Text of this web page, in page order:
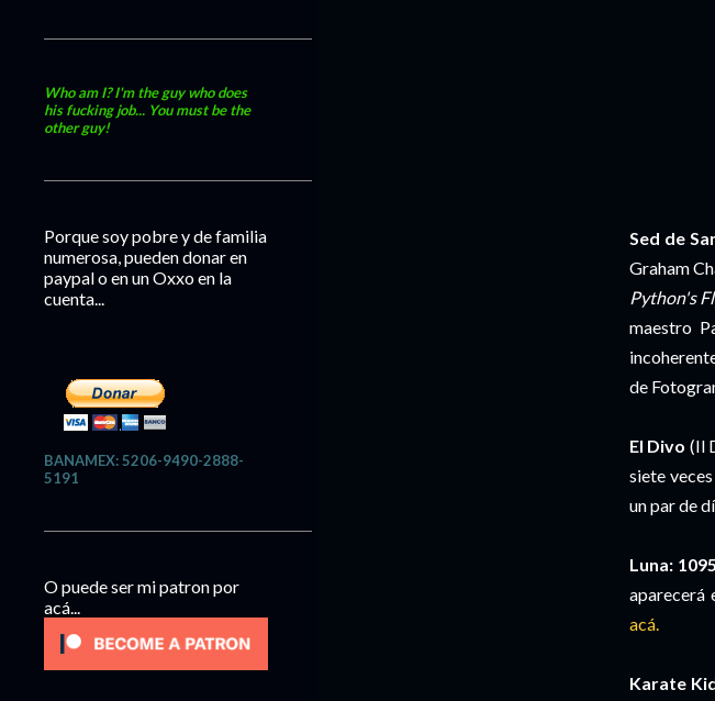
Sed de
Graham
Python's
maestro
de
El Divo (Il
siete
un par de
Luna:
aparecerá
acá.
Karate
Who am I? I'm the guy who does
his fucking job... You must be the
other guy!
Porque soy pobre y de familia
numerosa, pueden donar en
paypal o en un Oxxo en la
cuenta...
BANAMEX: 5206-9490-2888-
5191
O puede ser mi patron por
acá...